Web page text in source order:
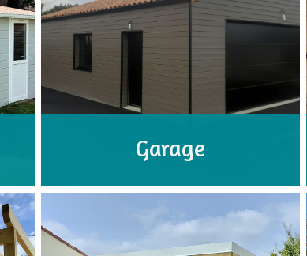
Garage